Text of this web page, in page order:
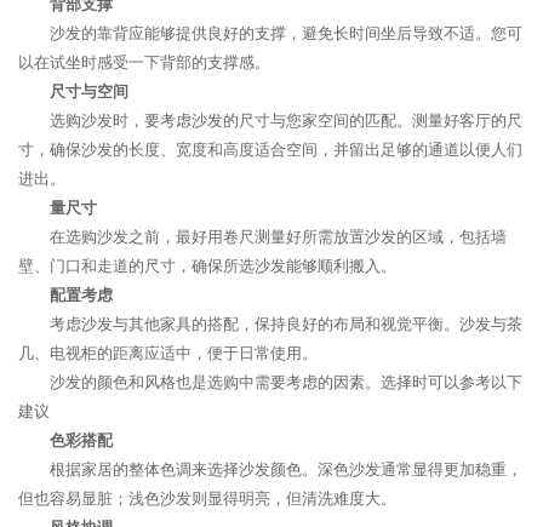
背部支撑
沙发的靠背应能够提供良好的支撑，避免长时间坐后导致不适。您可
以在试坐时感受一下背部的支撑感。
尺寸与空间
选购沙发时，要考虑沙发的尺寸与您家空间的匹配。测量好客厅的尺
寸，确保沙发的长度、宽度和高度适合空间，并留出足够的通道以便人们
进出。
量尺寸
在选购沙发之前，最好用卷尺测量好所需放置沙发的区域，包括墙
壁、门口和走道的尺寸，确保所选沙发能够顺利搬入。
配置考虑
考虑沙发与其他家具的搭配，保持良好的布局和视觉平衡。沙发与茶
几、电视柜的距离应适中，便于日常使用。
沙发的颜色和风格也是选购中需要考虑的因素。选择时可以参考以下
建议
色彩搭配
根据家居的整体色调来选择沙发颜色。深色沙发通常显得更加稳重，
但也容易显脏；浅色沙发则显得明亮，但清洗难度大。